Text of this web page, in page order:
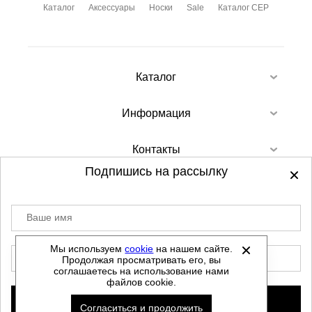
Каталог Аксессуары Носки Sale Каталог CEP
Каталог
Информация
Контакты
©2012-2026 - Sellgroup.ru - все права
защищены.
Данный сайт не является интернет магазином и
не является публичной офертой.
Политика обработки персональных данных
Мы используемcookie на нашем сайте.
Продолжая просматривать его, вы
соглашаетесь на использование нами
файлов cookie.
Согласиться и продолжить
Подпишись на рассылку
Ваше имя